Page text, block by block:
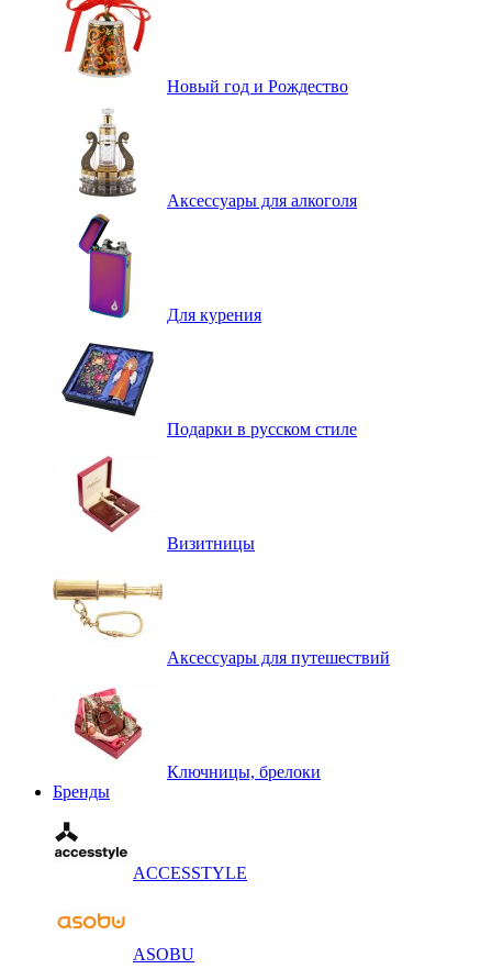
Новый год и Рождество
Аксессуары для алкоголя
Для курения
Подарки в русском стиле
Визитницы
Аксессуары для путешествий
Ключницы, брелоки
Бренды
ACCESSTYLE
ASOBU